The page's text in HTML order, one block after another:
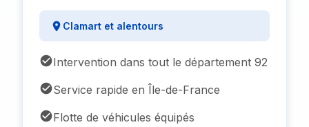
Clamart et alentours
Intervention dans tout le département 92
Service rapide en Île-de-France
Flotte de véhicules équipés